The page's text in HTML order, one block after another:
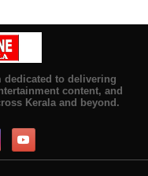
dedicated to delivering
content, and
Kerala and beyond.